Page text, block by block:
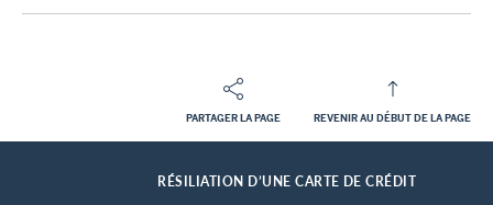
PARTAGER LA PAGE REVENIR AU DÉBUT DE LA PAGE
Footer
RÉSILIATION D’UNE CARTE DE CRÉDIT